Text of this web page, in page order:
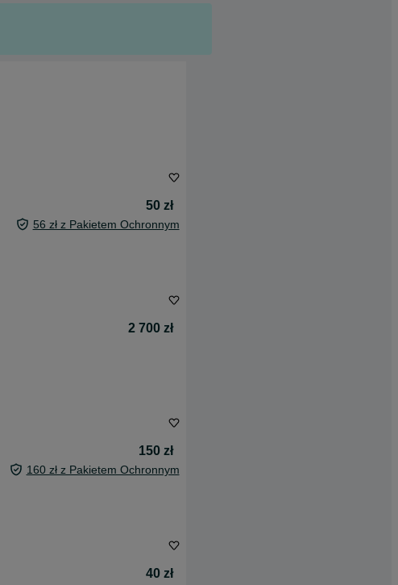
50 zł
56 zł z Pakietem Ochronnym
2 700 zł
150 zł
160 zł z Pakietem Ochronnym
40 zł